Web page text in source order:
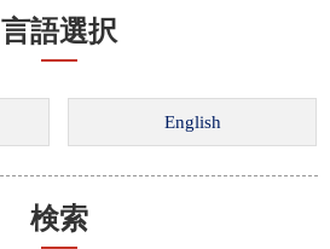
言語選択
検索